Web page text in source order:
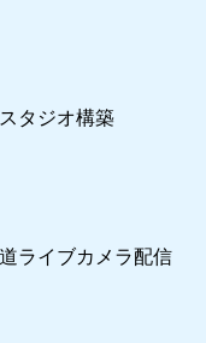
タジオ構築
ライブカメラ配信